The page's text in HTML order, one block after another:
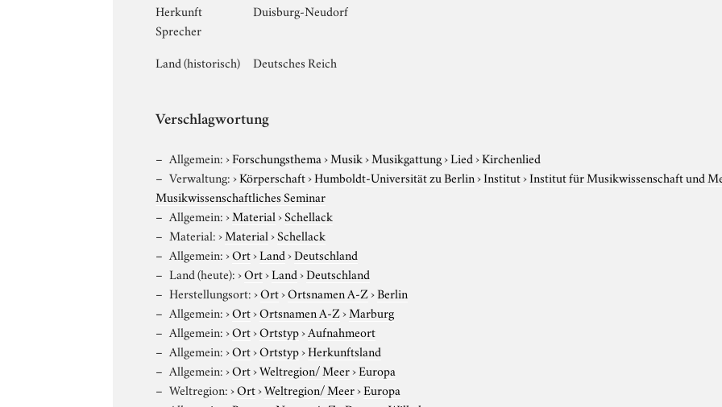
Herkunft
Sprecher
Duisburg-Neudorf
Land (historisch) Deutsches Reich
Verschlagwortung
Allgemein:›Forschungsthema›Musik›Musikgattung›Lied›Kirchenlied
Verwaltung:›Körperschaft›Humboldt-Universität zu Berlin›Institut›Institut für Musikwissenschaft und
Musikwissenschaftliches Seminar
Allgemein:›Material›Schellack
Material:›Material›Schellack
Allgemein:›Ort›Land›Deutschland
Land (heute):›Ort›Land›Deutschland
Herstellungsort:›Ort›Ortsnamen A-Z›Berlin
Allgemein:›Ort›Ortsnamen A-Z›Marburg
Allgemein:›Ort›Ortstyp›Aufnahmeort
Allgemein:›Ort›Ortstyp›Herkunftsland
Allgemein:›Ort›Weltregion/ Meer›Europa
Weltregion:›Ort›Weltregion/ Meer›Europa